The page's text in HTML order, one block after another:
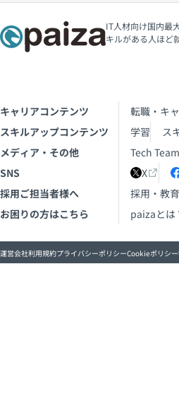
IT人材向け国内最
キルがある人ほど
キャリアコンテンツ 転職・キ
スキルアップコンテンツ
学習 ス
メディア・その他
Tech
SNS
X
採用ご担当者様へ
採用・教
お困りの方はこちら
paizaとは
運営会社利用規約プライバシーポリシーCookieポリシー